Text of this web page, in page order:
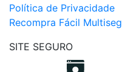
Política de Privacidade
Recompra Fácil Multiseg
SITE SEGURO